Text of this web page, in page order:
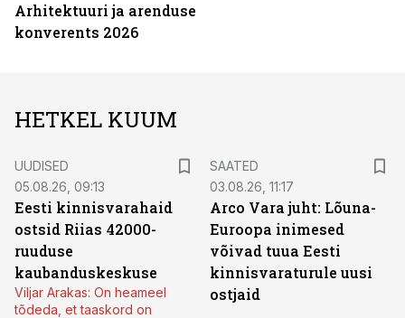
Arhitektuuri ja arenduse
konverents 2026
HETKEL KUUM
UUDISED
05.08.26, 09:13
Eesti kinnisvarahaid
ostsid Riias 42000-
ruuduse
kaubanduskeskuse
Viljar Arakas: On heameel
tõdeda, et taaskord on
SAATED
03.08.26, 11:17
Arco Vara juht: Lõuna-
Euroopa inimesed
võivad tuua Eesti
kinnisvaraturule uusi
ostjaid